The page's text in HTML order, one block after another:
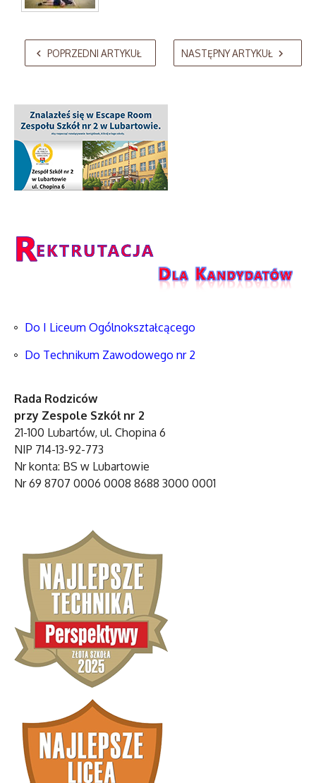
AdmirorGallery 5.2.0, author/sVasiljevski Kekeljevic.
POPRZEDNI ARTYKUŁ NASTĘPNY ARTYKUŁ
Do I Liceum Ogólnokształcącego
Do Technikum Zawodowego nr 2
Rada Rodziców
przy Zespole Szkół nr 2
21-100 Lubartów, ul. Chopina 6
NIP 714-13-92-773
Nr konta: BS w Lubartowie
Nr 69 8707 0006 0008 8688 3000 0001